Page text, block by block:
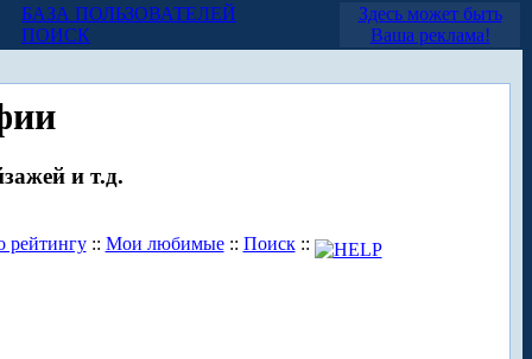
БАЗА ПОЛЬЗОВАТЕЛЕЙ
ПОИСК
Здесь может быть
Ваша реклама!
и т.д.
рейтингу:: Мои любимые:: Поиск::